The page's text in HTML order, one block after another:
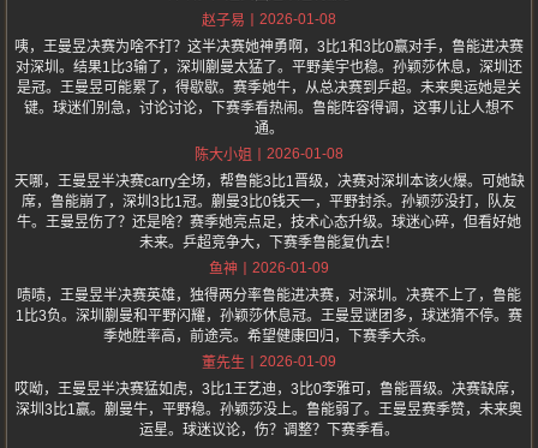
赵子易
2026-01-08
咦，王曼昱决赛为啥不打？这半决赛她神勇啊，3比1和3比0赢对手，鲁能进决赛
对深圳。结果1比3输了，深圳蒯曼太猛了。平野美宇也稳。孙颖莎休息，深圳还
是冠。王曼昱可能累了，得歇歇。赛季她牛，从总决赛到乒超。未来奥运她是关
键。球迷们别急，讨论讨论，下赛季看热闹。鲁能阵容得调，这事儿让人想不
通。
陈大小姐
2026-01-08
天哪，王曼昱半决赛carry全场，帮鲁能3比1晋级，决赛对深圳本该火爆。可她缺
席，鲁能崩了，深圳3比1冠。蒯曼3比0钱天一，平野封杀。孙颖莎没打，队友
牛。王曼昱伤了？还是啥？赛季她亮点足，技术心态升级。球迷心碎，但看好她
未来。乒超竞争大，下赛季鲁能复仇去！
鱼神
2026-01-09
啧啧，王曼昱半决赛英雄，独得两分率鲁能进决赛，对深圳。决赛不上了，鲁能
1比3负。深圳蒯曼和平野闪耀，孙颖莎休息冠。王曼昱谜团多，球迷猜不停。赛
季她胜率高，前途亮。希望健康回归，下赛季大杀。
董先生
2026-01-09
哎呦，王曼昱半决赛猛如虎，3比1王艺迪，3比0李雅可，鲁能晋级。决赛缺席，
深圳3比1赢。蒯曼牛，平野稳。孙颖莎没上。鲁能弱了。王曼昱赛季赞，未来奥
运星。球迷议论，伤？调整？下赛季看。